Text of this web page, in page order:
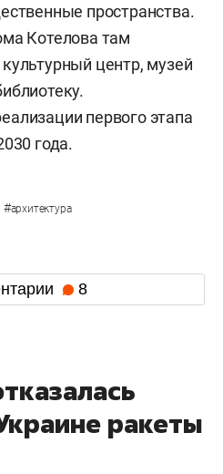
пространства.
Котелова там
центр, музей
первого этапа
года.
#архитектура
8
ракеты